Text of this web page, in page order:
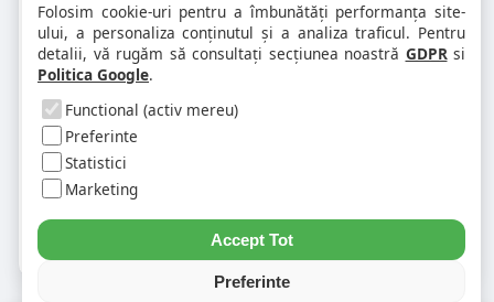
funcție de numar?
2. Pot exista mai multe coduri postale
pe aceeasi strada?
3. Cum gasesc rapid codul postal
pentru alta strada sau alt oras?
Folosim cookie-uri pentru a îmbunătăți performanța site-
ului, a personaliza conținutul și a analiza traficul. Pentru
detalii, vă rugăm să consultați secțiunea noastră GDPRsi
Politica Google.
Functional (activ mereu)
Preferinte
Statistici
Marketing
Accept Tot
Preferinte